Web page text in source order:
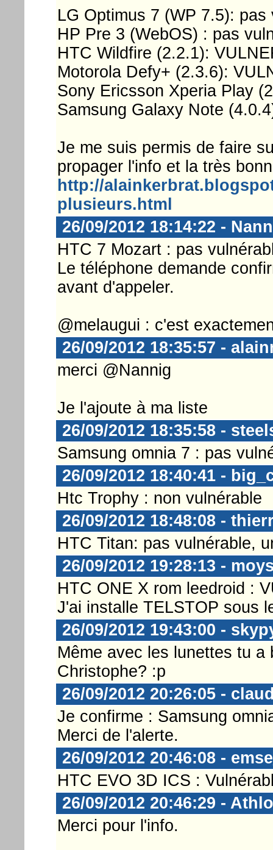
LG Optimus 7 (WP 7.5): pas
HP Pre 3 (WebOS) : pas
HTC Wildfire (2.2.1):
Motorola Defy+ (2.3.6):
Sony Ericsson Xperia Play
Samsung Galaxy Note
Je me suis permis de faire
propager l'info et la très
http://
plusieurs.html
26/09/2012 18:14:22 -
HTC 7 Mozart : pas
Le téléphone demande
avant d'appeler.
@melaugui : c'est
26/09/2012 18:35:57 -
merci @Nannig
Je l'ajoute à ma liste
26/09/2012 18:35:58 -
Samsung omnia 7 : pas
26/09/2012 18:40:41 -
Htc Trophy : non vulnérable
26/09/2012 18:48:08 -
HTC Titan: pas vulnérable,
26/09/2012 19:28:13 -
HTC ONE X rom leedroid :
J'ai installe TELSTOP sous
26/09/2012 19:43:00 -
Même avec les lunettes tu a
Christophe? :p
26/09/2012 20:26:05 -
Je confirme : Samsung
Merci de l'alerte.
26/09/2012 20:46:08 -
HTC EVO 3D ICS :
26/09/2012 20:46:29 -
Merci pour l'info.